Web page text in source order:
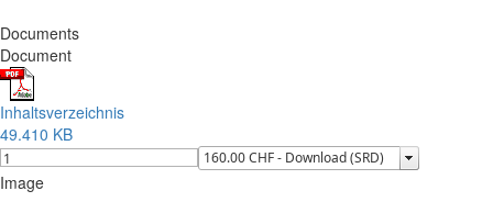
Documents
Document
Inhaltsverzeichnis
49.410 KB
Image